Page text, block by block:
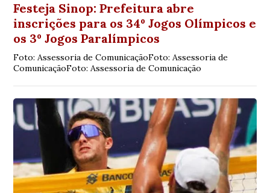
Festeja Sinop: Prefeitura abre
inscrições para os 34º Jogos Olímpicos e
os 3º Jogos Paralímpicos
Foto: Assessoria de ComunicaçãoFoto: Assessoria de
ComunicaçãoFoto: Assessoria de Comunicação